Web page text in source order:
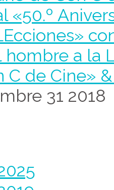
«50.º
a la
C de Cine»
31 2018